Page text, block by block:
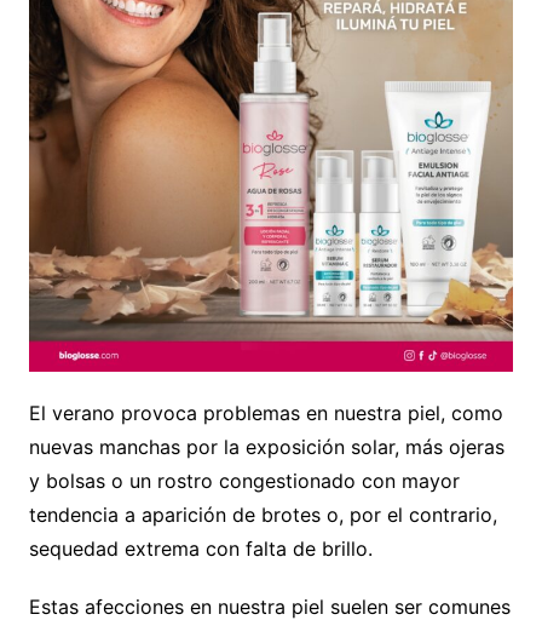
El verano provoca problemas en nuestra piel, como
nuevas manchas por la exposición solar, más ojeras
y bolsas o un rostro congestionado con mayor
tendencia a aparición de brotes o, por el contrario,
sequedad extrema con falta de brillo.
Estas afecciones en nuestra piel suelen ser comunes